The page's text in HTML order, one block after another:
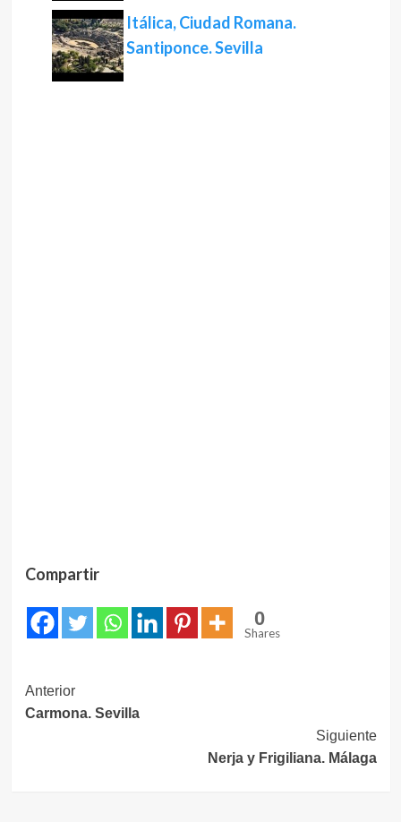
Itálica, Ciudad Romana.
Santiponce. Sevilla
Compartir
0
Shares
Navegación
de
Anterior
Carmona. Sevilla
Siguiente
Nerja y Frigiliana. Málaga